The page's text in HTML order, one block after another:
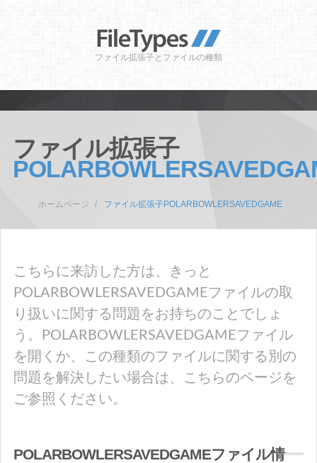
ファイル拡張子とファイルの種類
ファイル拡張子
ホームページ ファイル拡張子POLARBOWLERSAVEDGAME
こちらに来訪した方は、きっと
POLARBOWLERSAVEDGAMEファイルの取
り扱いに関する問題をお持ちのことでしょ
う。POLARBOWLERSAVEDGAMEファイル
を開くか、この種類のファイルに関する別の
問題を解決したい場合は、こちらのページを
ご参照ください。
POLARBOWLERSAVEDGAMEファイル情